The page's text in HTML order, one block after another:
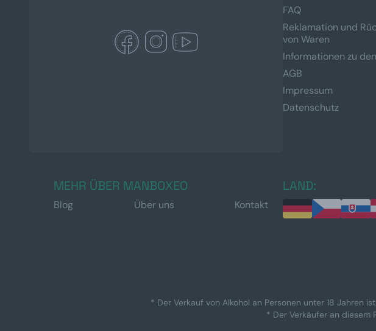
FAQ
Reklamation und
von Waren
Informationen zu
AGB
Impressum
Datenschutz
MEHR ÜBER MANBOXEO
Blog Über uns Kontakt
LAND:
* Der Verkauf von Alkohol an Personen unter 18 Jahren
* Der Verkäufer an diesem